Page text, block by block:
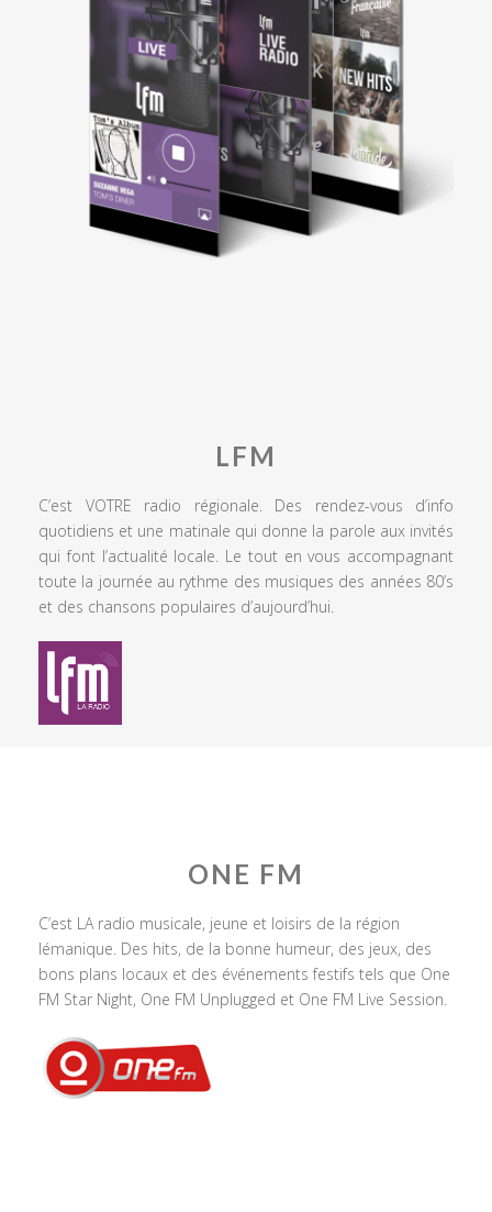
LFM
C’est VOTRE radio régionale. Des rendez-vous d’info
quotidiens et une matinale qui donne la parole aux invités
qui font l’actualité locale. Le tout en vous accompagnant
toute la journée au rythme des musiques des années 80’s
et des chansons populaires d’aujourd’hui.
ONE FM
C’est LA radio musicale, jeune et loisirs de la région
lémanique. Des hits, de la bonne humeur, des jeux, des
bons plans locaux et des événements festifs tels que One
FM Star Night, One FM Unplugged et One FM Live Session.